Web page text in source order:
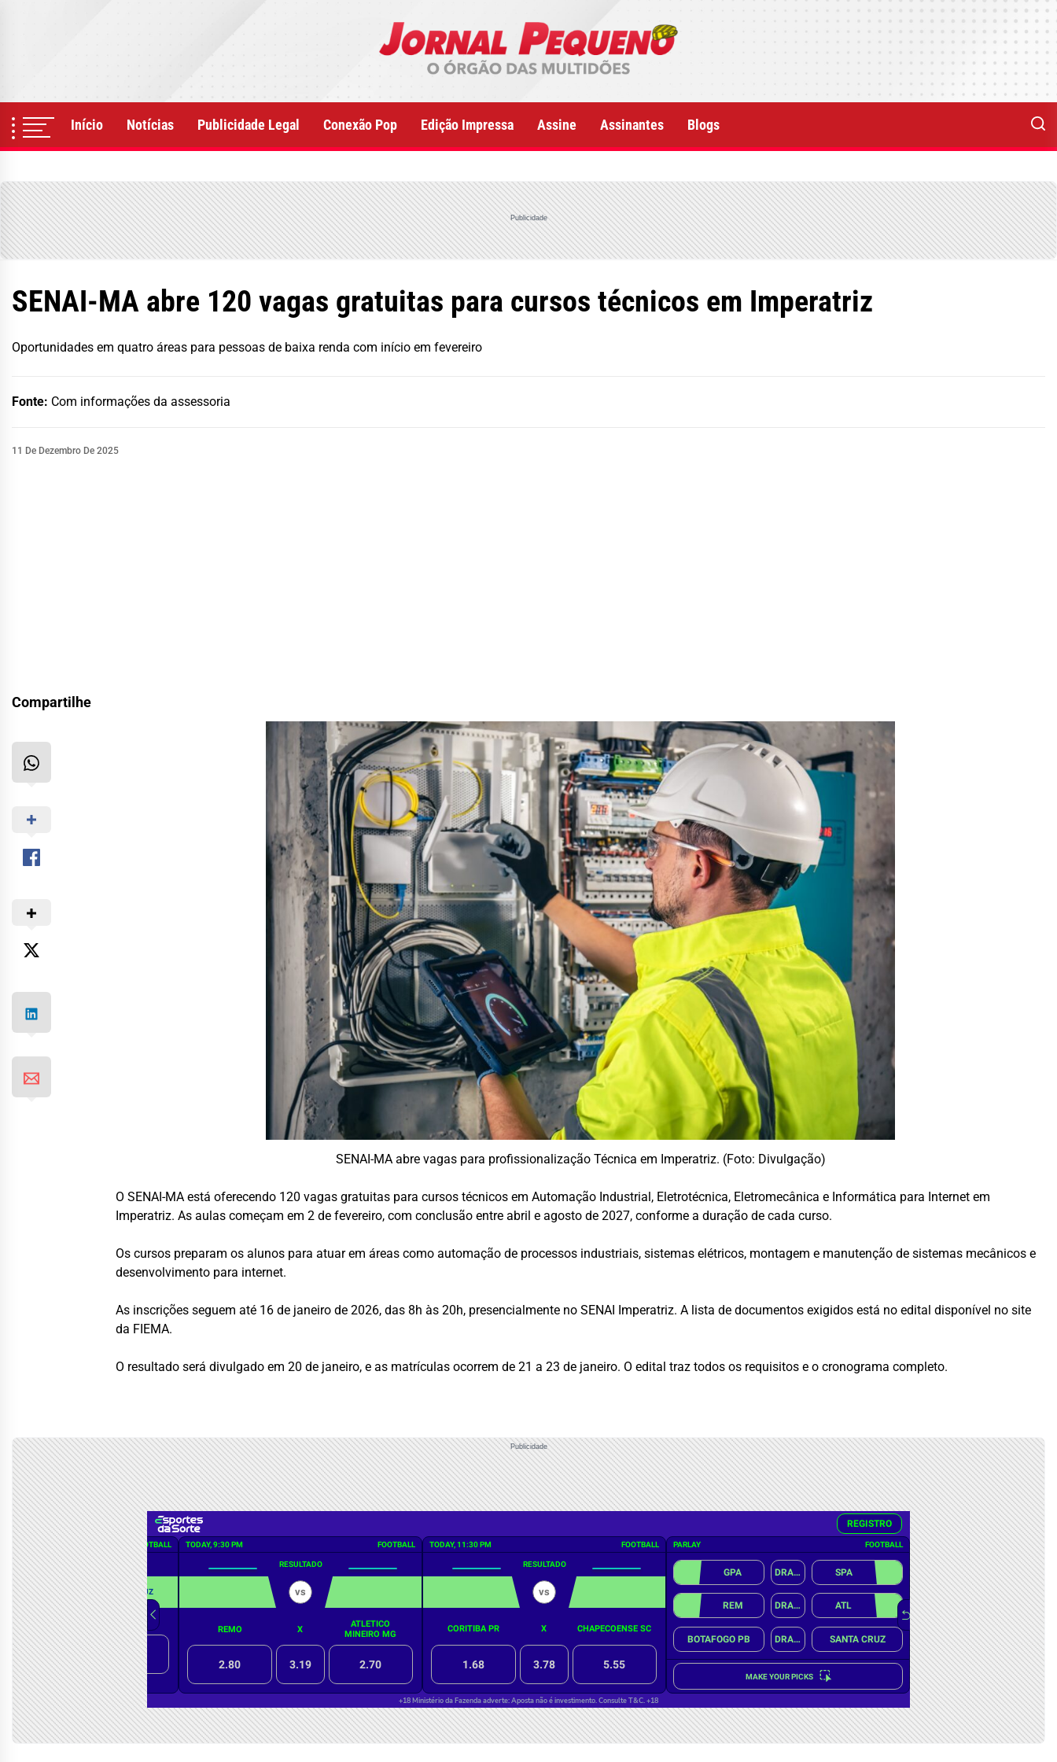
Início Notícias Publicidade Legal Conexão Pop Edição Impressa Assine Assinantes Blogs
Publicidade
SENAI-MA abre 120 vagas gratuitas para cursos técnicos em Imperatriz
Oportunidades em quatro áreas para pessoas de baixa renda com início em fevereiro
Fonte: Com informações da assessoria
11 De Dezembro De 2025
Compartilhe
SENAI-MA abre vagas para profissionalização Técnica em Imperatriz. (Foto: Divulgação)
O SENAI-MA está oferecendo 120 vagas gratuitas para cursos técnicos em Automação Industrial, Eletrotécnica, Eletromecânica e Informática para Internet em
Imperatriz. As aulas começam em 2 de fevereiro, com conclusão entre abril e agosto de 2027, conforme a duração de cada curso.
Os cursos preparam os alunos para atuar em áreas como automação de processos industriais, sistemas elétricos, montagem e manutenção de sistemas mecânicos e
desenvolvimento para internet.
As inscrições seguem até 16 de janeiro de 2026, das 8h às 20h, presencialmente no SENAI Imperatriz. A lista de documentos exigidos está no edital disponível no site
da FIEMA.
O resultado será divulgado em 20 de janeiro, e as matrículas ocorrem de 21 a 23 de janeiro. O edital traz todos os requisitos e o cronograma completo.
Publicidade